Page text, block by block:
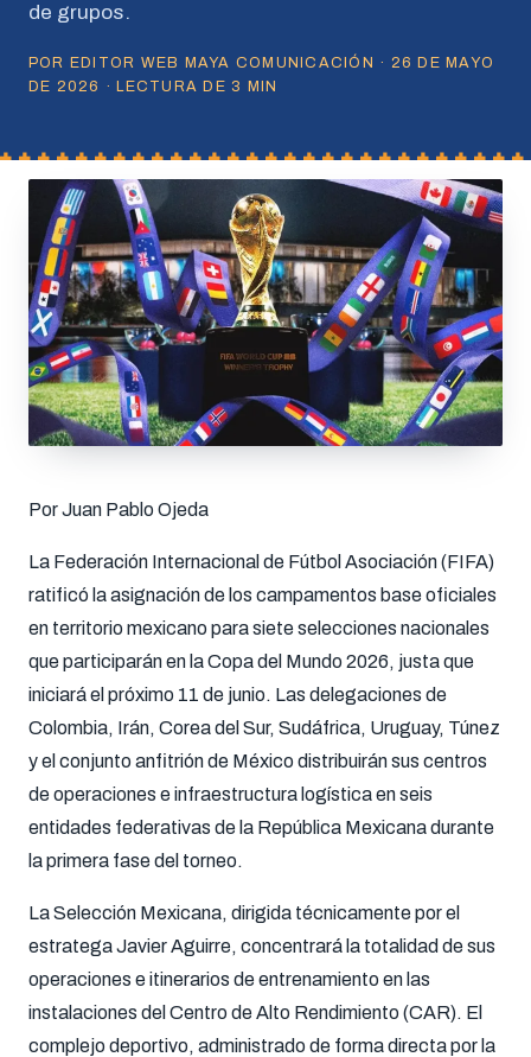
de grupos.
POR EDITOR WEB MAYA COMUNICACIÓN · 26 DE MAYO
DE 2026 · LECTURA DE 3 MIN
Por Juan Pablo Ojeda
La Federación Internacional de Fútbol Asociación (FIFA)
ratificó la asignación de los campamentos base oficiales
en territorio mexicano para siete selecciones nacionales
que participarán en la Copa del Mundo 2026, justa que
iniciará el próximo 11 de junio. Las delegaciones de
Colombia, Irán, Corea del Sur, Sudáfrica, Uruguay, Túnez
y el conjunto anfitrión de México distribuirán sus centros
de operaciones e infraestructura logística en seis
entidades federativas de la República Mexicana durante
la primera fase del torneo.
La Selección Mexicana, dirigida técnicamente por el
estratega Javier Aguirre, concentrará la totalidad de sus
operaciones e itinerarios de entrenamiento en las
instalaciones del Centro de Alto Rendimiento (CAR). El
complejo deportivo, administrado de forma directa por la